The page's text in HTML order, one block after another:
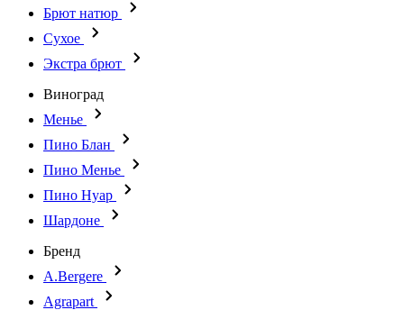
Брют натюр
Сухое
Экстра брют
Виноград
Менье
Пино Блан
Пино Менье
Пино Нуар
Шардоне
Бренд
A.Bergere
Agrapart